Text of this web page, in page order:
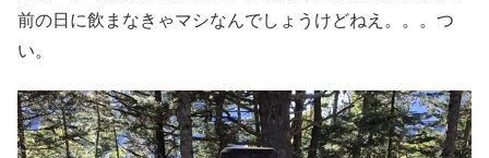
前の日に飲まなきゃマシなんでしょうけどねえ。。。つ
い。